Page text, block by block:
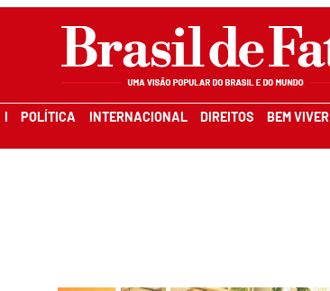
I POLÍTICA INTERNACIONAL DIREITOS BEM VIVER